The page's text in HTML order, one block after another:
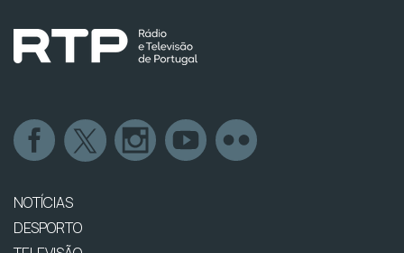
NOTÍCIAS
DESPORTO